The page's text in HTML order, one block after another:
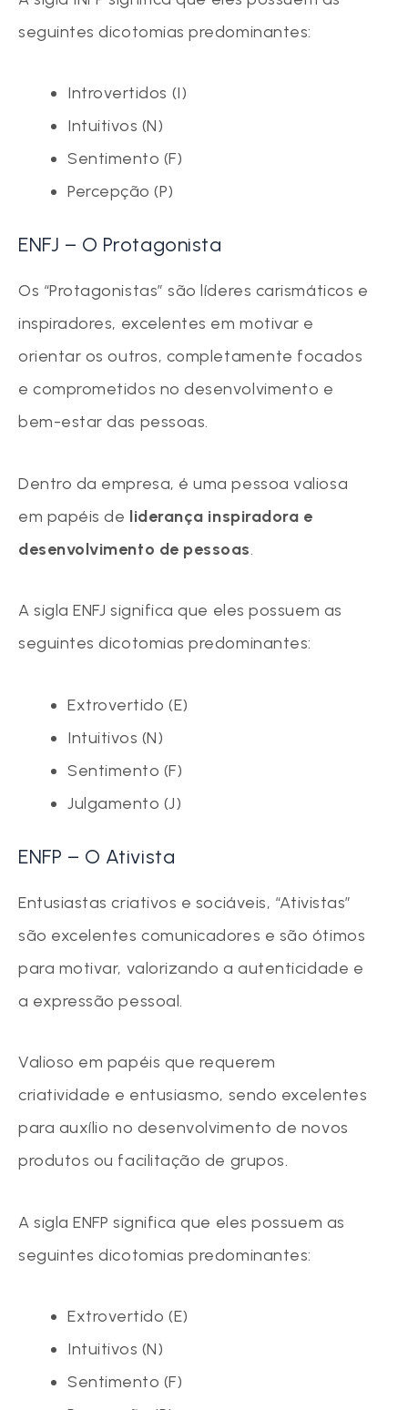
seguintes dicotomias predominantes:
Introvertidos (I)
Intuitivos (N)
Sentimento (F)
Percepção (P)
ENFJ – O Protagonista
Os “Protagonistas” são líderes carismáticos e
inspiradores, excelentes em motivar e
orientar os outros, completamente focados
e comprometidos no desenvolvimento e
bem-estar das pessoas.
Dentro da empresa, é uma pessoa valiosa
em papéis de liderança inspiradora e
desenvolvimento de pessoas.
A sigla ENFJ significa que eles possuem as
seguintes dicotomias predominantes:
Extrovertido (E)
Intuitivos (N)
Sentimento (F)
Julgamento (J)
ENFP – O Ativista
Entusiastas criativos e sociáveis, “Ativistas”
são excelentes comunicadores e são ótimos
para motivar, valorizando a autenticidade e
a expressão pessoal.
Valioso em papéis que requerem
criatividade e entusiasmo, sendo excelentes
para auxílio no desenvolvimento de novos
produtos ou facilitação de grupos.
A sigla ENFP significa que eles possuem as
seguintes dicotomias predominantes:
Extrovertido (E)
Intuitivos (N)
Sentimento (F)